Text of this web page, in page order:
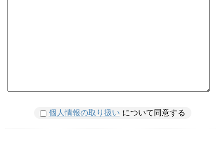
個人情報の取り扱い について同意する